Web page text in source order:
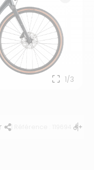
1/3
| Référence : 119694